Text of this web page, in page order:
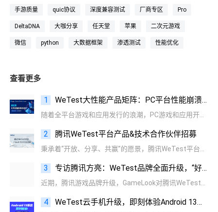
手游质量 quic协议 深度兼容测试 厂商专区 Pro
DeltaDNA 大咖分享 任天堂 苹果 二次元游戏
微信 python 大数据框架 渗透测试 性能优化
查看更多
1 WeTest大性能产品矩阵：PC平台性能崩溃分析能力全新上线
随着全平台游戏和应用发行的浪潮，PC游戏和应用开发需求日益增长。
2 腾讯WeTest平台产品&技术合作伙伴招募
秉承着“开放、分享、共赢”的愿景，腾讯WeTest平台正式启动了2023年的产品&技术合作伙伴招募行动，现诚邀各领域产研团队与我们开展合作。
3 专访腾讯方亮：WeTest品牌全面升级，“好的产品一定深谙人性”
近期，腾讯游戏品牌升级，GameLook对腾讯WeTest负责人方亮进行了专访。
4 WeTest云手机升级，即刻体验Android 13系统！